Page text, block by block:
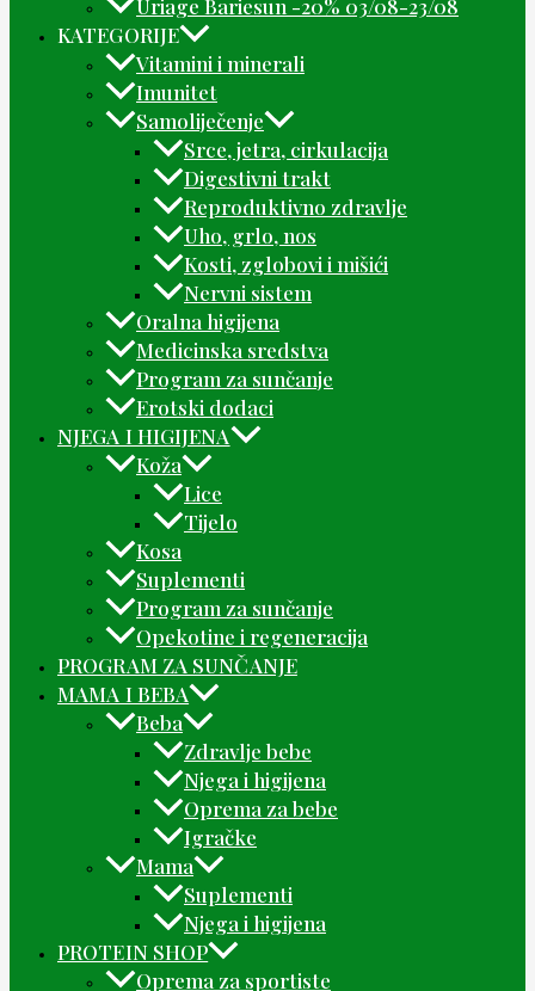
Uriage Bariesun -20% 03/08-23/08
KATEGORIJE
Vitamini i minerali
Imunitet
Samoliječenje
Srce, jetra, cirkulacija
Digestivni trakt
Reproduktivno zdravlje
Uho, grlo, nos
Kosti, zglobovi i mišići
Nervni sistem
Oralna higijena
Medicinska sredstva
Program za sunčanje
Erotski dodaci
NJEGA I HIGIJENA
Koža
Lice
Tijelo
Kosa
Suplementi
Program za sunčanje
Opekotine i regeneracija
PROGRAM ZA SUNČANJE
MAMA I BEBA
Beba
Zdravlje bebe
Njega i higijena
Oprema za bebe
Igračke
Mama
Suplementi
Njega i higijena
PROTEIN SHOP
Oprema za sportiste